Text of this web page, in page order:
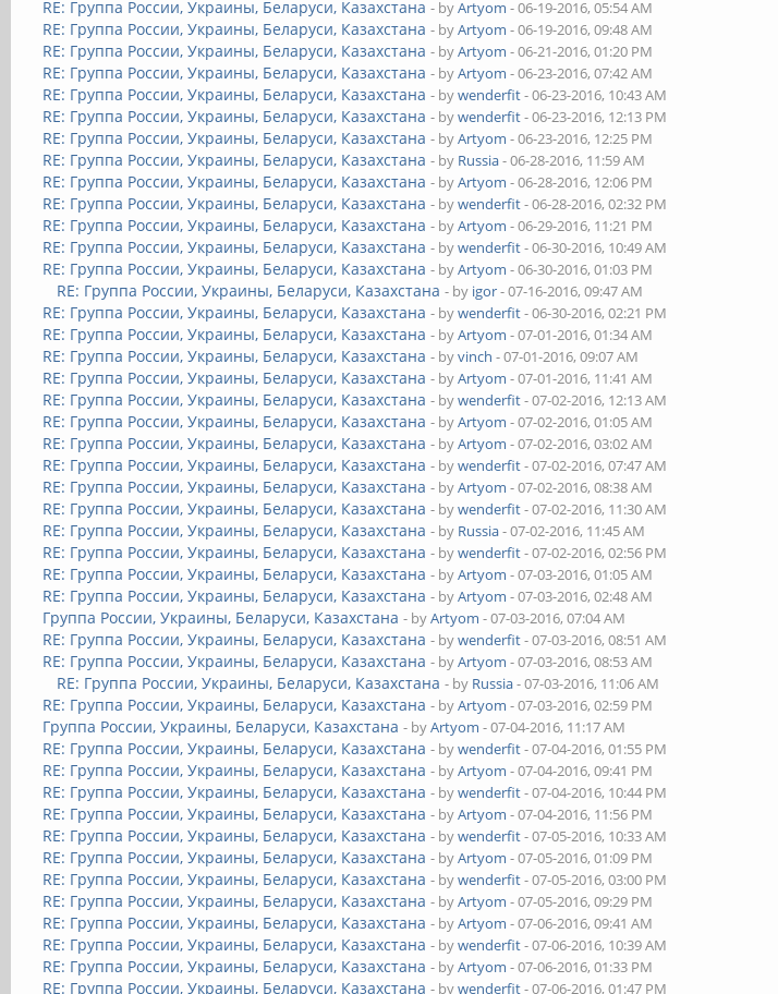
RE: Группа России, Украины, Беларуси, Казахстана - byArtyom - 06-19-2016, 05:54 AM
RE: Группа России, Украины, Беларуси, Казахстана - byArtyom - 06-19-2016, 09:48 AM
RE: Группа России, Украины, Беларуси, Казахстана - byArtyom - 06-21-2016, 01:20 PM
RE: Группа России, Украины, Беларуси, Казахстана - byArtyom - 06-23-2016, 07:42 AM
RE: Группа России, Украины, Беларуси, Казахстана - bywenderfit- 06-23-2016, 10:43 AM
RE: Группа России, Украины, Беларуси, Казахстана - bywenderfit- 06-23-2016, 12:13 PM
RE: Группа России, Украины, Беларуси, Казахстана - byArtyom - 06-23-2016, 12:25 PM
RE: Группа России, Украины, Беларуси, Казахстана - by Russia- 06-28-2016, 11:59 AM
RE: Группа России, Украины, Беларуси, Казахстана - byArtyom - 06-28-2016, 12:06 PM
RE: Группа России, Украины, Беларуси, Казахстана - bywenderfit- 06-28-2016, 02:32 PM
RE: Группа России, Украины, Беларуси, Казахстана - byArtyom - 06-29-2016, 11:21 PM
RE: Группа России, Украины, Беларуси, Казахстана - bywenderfit- 06-30-2016, 10:49 AM
RE: Группа России, Украины, Беларуси, Казахстана - byArtyom - 06-30-2016, 01:03 PM
RE: Группа России, Украины, Беларуси, Казахстана - by igor- 07-16-2016, 09:47 AM
RE: Группа России, Украины, Беларуси, Казахстана - bywenderfit- 06-30-2016, 02:21 PM
RE: Группа России, Украины, Беларуси, Казахстана - byArtyom - 07-01-2016, 01:34 AM
RE: Группа России, Украины, Беларуси, Казахстана - byvinch - 07-01-2016, 09:07 AM
RE: Группа России, Украины, Беларуси, Казахстана - byArtyom - 07-01-2016, 11:41 AM
RE: Группа России, Украины, Беларуси, Казахстана - bywenderfit- 07-02-2016, 12:13 AM
RE: Группа России, Украины, Беларуси, Казахстана - byArtyom - 07-02-2016, 01:05 AM
RE: Группа России, Украины, Беларуси, Казахстана - byArtyom - 07-02-2016, 03:02 AM
RE: Группа России, Украины, Беларуси, Казахстана - bywenderfit- 07-02-2016, 07:47 AM
RE: Группа России, Украины, Беларуси, Казахстана - byArtyom - 07-02-2016, 08:38 AM
RE: Группа России, Украины, Беларуси, Казахстана - bywenderfit- 07-02-2016, 11:30 AM
RE: Группа России, Украины, Беларуси, Казахстана - by Russia- 07-02-2016, 11:45 AM
RE: Группа России, Украины, Беларуси, Казахстана - bywenderfit- 07-02-2016, 02:56 PM
RE: Группа России, Украины, Беларуси, Казахстана - byArtyom - 07-03-2016, 01:05 AM
RE: Группа России, Украины, Беларуси, Казахстана - byArtyom - 07-03-2016, 02:48 AM
Группа России, Украины, Беларуси, Казахстана - byArtyom - 07-03-2016, 07:04 AM
RE: Группа России, Украины, Беларуси, Казахстана - bywenderfit- 07-03-2016, 08:51 AM
RE: Группа России, Украины, Беларуси, Казахстана - byArtyom - 07-03-2016, 08:53 AM
RE: Группа России, Украины, Беларуси, Казахстана - by Russia- 07-03-2016, 11:06 AM
RE: Группа России, Украины, Беларуси, Казахстана - byArtyom - 07-03-2016, 02:59 PM
Группа России, Украины, Беларуси, Казахстана - byArtyom - 07-04-2016, 11:17 AM
RE: Группа России, Украины, Беларуси, Казахстана - bywenderfit- 07-04-2016, 01:55 PM
RE: Группа России, Украины, Беларуси, Казахстана - byArtyom - 07-04-2016, 09:41 PM
RE: Группа России, Украины, Беларуси, Казахстана - bywenderfit- 07-04-2016, 10:44 PM
RE: Группа России, Украины, Беларуси, Казахстана - byArtyom - 07-04-2016, 11:56 PM
RE: Группа России, Украины, Беларуси, Казахстана - bywenderfit- 07-05-2016, 10:33 AM
RE: Группа России, Украины, Беларуси, Казахстана - byArtyom - 07-05-2016, 01:09 PM
RE: Группа России, Украины, Беларуси, Казахстана - bywenderfit- 07-05-2016, 03:00 PM
RE: Группа России, Украины, Беларуси, Казахстана - byArtyom - 07-05-2016, 09:29 PM
RE: Группа России, Украины, Беларуси, Казахстана - byArtyom - 07-06-2016, 09:41 AM
RE: Группа России, Украины, Беларуси, Казахстана - bywenderfit- 07-06-2016, 10:39 AM
RE: Группа России, Украины, Беларуси, Казахстана - byArtyom - 07-06-2016, 01:33 PM
RE: Группа России, Украины, Беларуси, Казахстана - bywenderfit- 07-06-2016, 01:47 PM